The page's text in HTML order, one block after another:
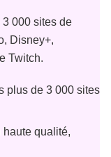
000 sites de
Disney+,
Twitch.
plus de 3 000 sites
qualité,